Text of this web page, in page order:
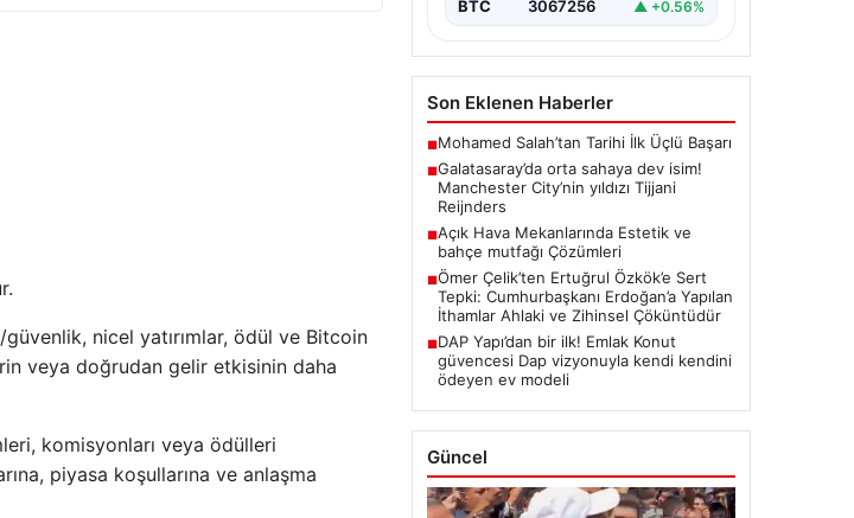
nicel yatırımlar, ödül ve Bitcoin
veya doğrudan gelir etkisinin daha
komisyonları veya ödülleri
piyasa koşullarına ve anlaşma
BTC 3067256 ▲ +0.56%
Son Eklenen Haberler
■Mohamed Salah’tan Tarihi İlk Üçlü Başarı
■Galatasaray’da orta sahaya dev isim!
Manchester City’nin yıldızı Tijjani
Reijnders
■Açık Hava Mekanlarında Estetik ve
bahçe mutfağı Çözümleri
■Ömer Çelik’ten Ertuğrul Özkök’e Sert
Tepki: Cumhurbaşkanı Erdoğan’a Yapılan
İthamlar Ahlaki ve Zihinsel Çöküntüdür
■DAP Yapı’dan bir ilk! Emlak Konut
güvencesi Dap vizyonuyla kendi kendini
ödeyen ev modeli
Güncel